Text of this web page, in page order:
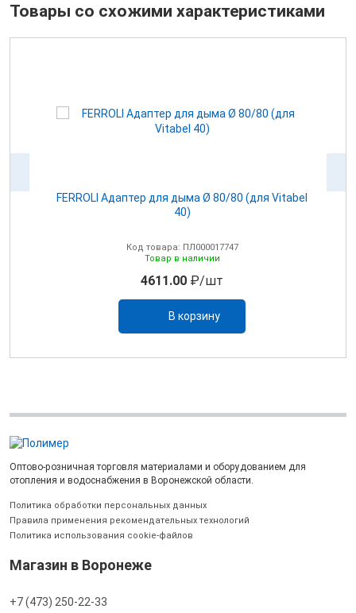
Товары со схожими характеристиками
FERROLI Адаптер для дыма Ø 80/80 (для Vitabel
40)
Код товара: ПЛ000017747
Товар в наличии
4611.00 ₽/шт
В корзину
Оптово-розничная торговля материалами и оборудованием для
отопления и водоснабжения в Воронежской области.
Политика обработки персональных данных
Правила применения рекомендательных технологий
Политика использования cookie-файлов
Магазин в Воронеже
+7 (473) 250-22-33